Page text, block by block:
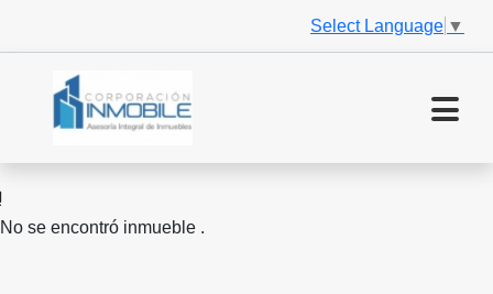
Select Language ▼
No se encontró inmueble .